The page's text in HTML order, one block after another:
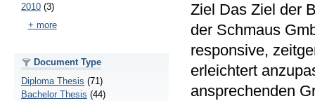
2010 (3)
+ more
Document Type
Diploma Thesis (71)
Bachelor Thesis (44)
Ziel Das Ziel der
der Schmaus
responsive,
erleichtert
ansprechenden